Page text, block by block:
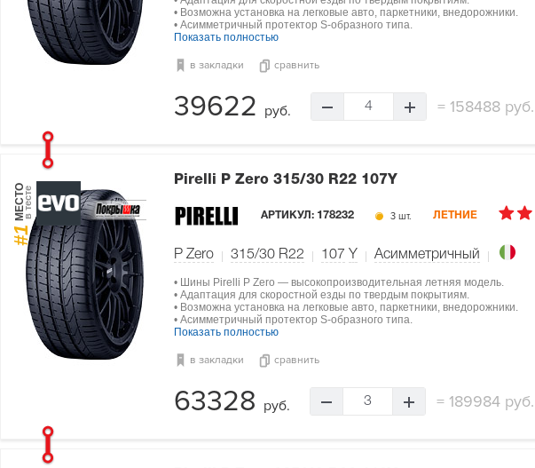
• Возможна установка на легковые авто, паркетники, внедорожники.
• Асимметричный протектор S-образного типа.
Показать полностью
в закладки сравнить
39622 руб. 4 = 158488 руб.
#1
МЕСТОв тесте
Pirelli P Zero 315/30 R22 107Y
АРТИКУЛ: 178232 3 шт. ЛЕТНИЕ
P Zero 315/30 R22 107 Y Асимметричный
• Шины Pirelli P Zero — высокопроизводительная летняя модель.
• Адаптация для скоростной езды по твердым покрытиям.
• Возможна установка на легковые авто, паркетники, внедорожники.
• Асимметричный протектор S-образного типа.
Показать полностью
в закладки сравнить
63328 руб. 3 =189984 руб.